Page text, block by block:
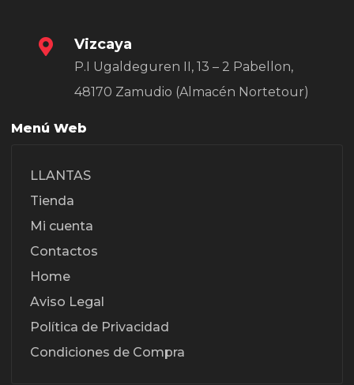
Vizcaya
P.I Ugaldeguren II, 13 – 2 Pabellon,
48170 Zamudio (Almacén Nortetour)
Menú Web
LLANTAS
Tienda
Mi cuenta
Contactos
Home
Aviso Legal
Política de Privacidad
Condiciones de Compra